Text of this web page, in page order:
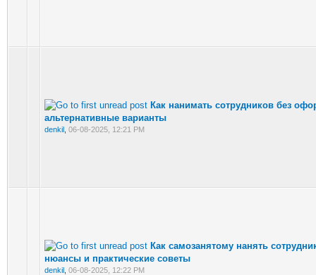
Как нанимать сотрудников без
альтернативные варианты
denkil 06-08-2025, 12:21 PM
Как самозанятому нанять
нюансы и практические советы
denkil 06-08-2025, 12:22 PM